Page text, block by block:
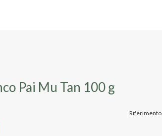
Pai Mu Tan 100 g
Riferimento